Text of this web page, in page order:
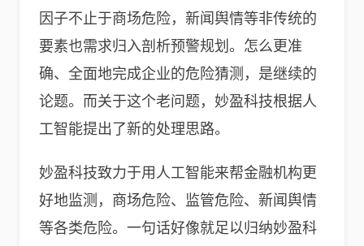
因子不止于商场危险，新闻舆情等非传统的
要素也需求归入剖析预警规划。怎么更准
确、全面地完成企业的危险猜测，是继续的
论题。而关于这个老问题，妙盈科技根据人
工智能提出了新的处理思路。
妙盈科技致力于用人工智能来帮金融机构更
好地监测，商场危险、监管危险、新闻舆情
等各类危险。一句话好像就足以归纳妙盈科